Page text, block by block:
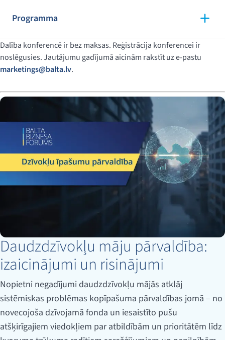
Programma
Dalība konferencē ir bez maksas. Reģistrācija konferencei ir
noslēgusies. Jautājumu gadījumā aicinām rakstīt uz e-pastu
marketings@balta.lv.
Daudzdzīvokļu māju pārvaldība:
izaicinājumi un risinājumi
Nopietni negadījumi daudzdzīvokļu mājās atklāj
sistēmiskas problēmas kopīpašuma pārvaldības jomā – no
novecojoša dzīvojamā fonda un iesaistīto pušu
atšķirīgajiem viedokļiem par atbildībām un prioritātēm līdz